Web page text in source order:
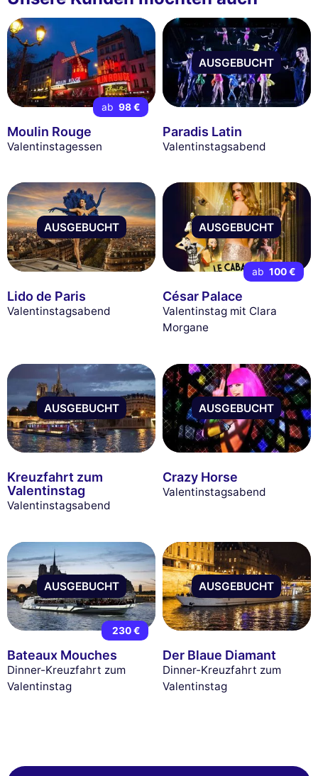
ab 98 €
Moulin Rouge
Valentinstagessen
AUSGEBUCHT
Paradis Latin
Valentinstagsabend
AUSGEBUCHT
Lido de Paris
Valentinstagsabend
AUSGEBUCHT
ab 100 €
César Palace
Valentinstag mit Clara
Morgane
AUSGEBUCHT
Kreuzfahrt zum
Valentinstag
Valentinstagsabend
AUSGEBUCHT
Crazy Horse
Valentinstagsabend
AUSGEBUCHT
230 €
Bateaux Mouches
Dinner-Kreuzfahrt zum
Valentinstag
AUSGEBUCHT
Der Blaue Diamant
Dinner-Kreuzfahrt zum
Valentinstag